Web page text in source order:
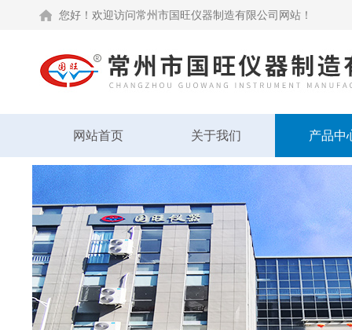
您好！欢迎访问常州市国旺仪器制造有限公司网站！
网站首页 关于我们 产品中